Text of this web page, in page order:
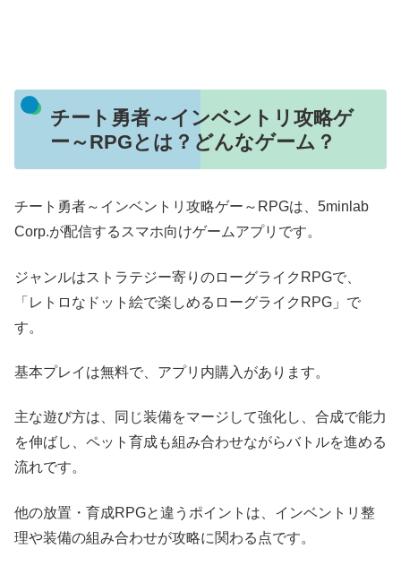
チート勇者～インベントリ攻略ゲ
ー～RPGとは？どんなゲーム？
チート勇者～インベントリ攻略ゲー～RPGは、5minlab
Corp.が配信するスマホ向けゲームアプリです。
ジャンルはストラテジー寄りのローグライクRPGで、
「レトロなドット絵で楽しめるローグライクRPG」で
す。
基本プレイは無料で、アプリ内購入があります。
主な遊び方は、同じ装備をマージして強化し、合成で能力
を伸ばし、ペット育成も組み合わせながらバトルを進める
流れです。
他の放置・育成RPGと違うポイントは、インベントリ整
理や装備の組み合わせが攻略に関わる点です。